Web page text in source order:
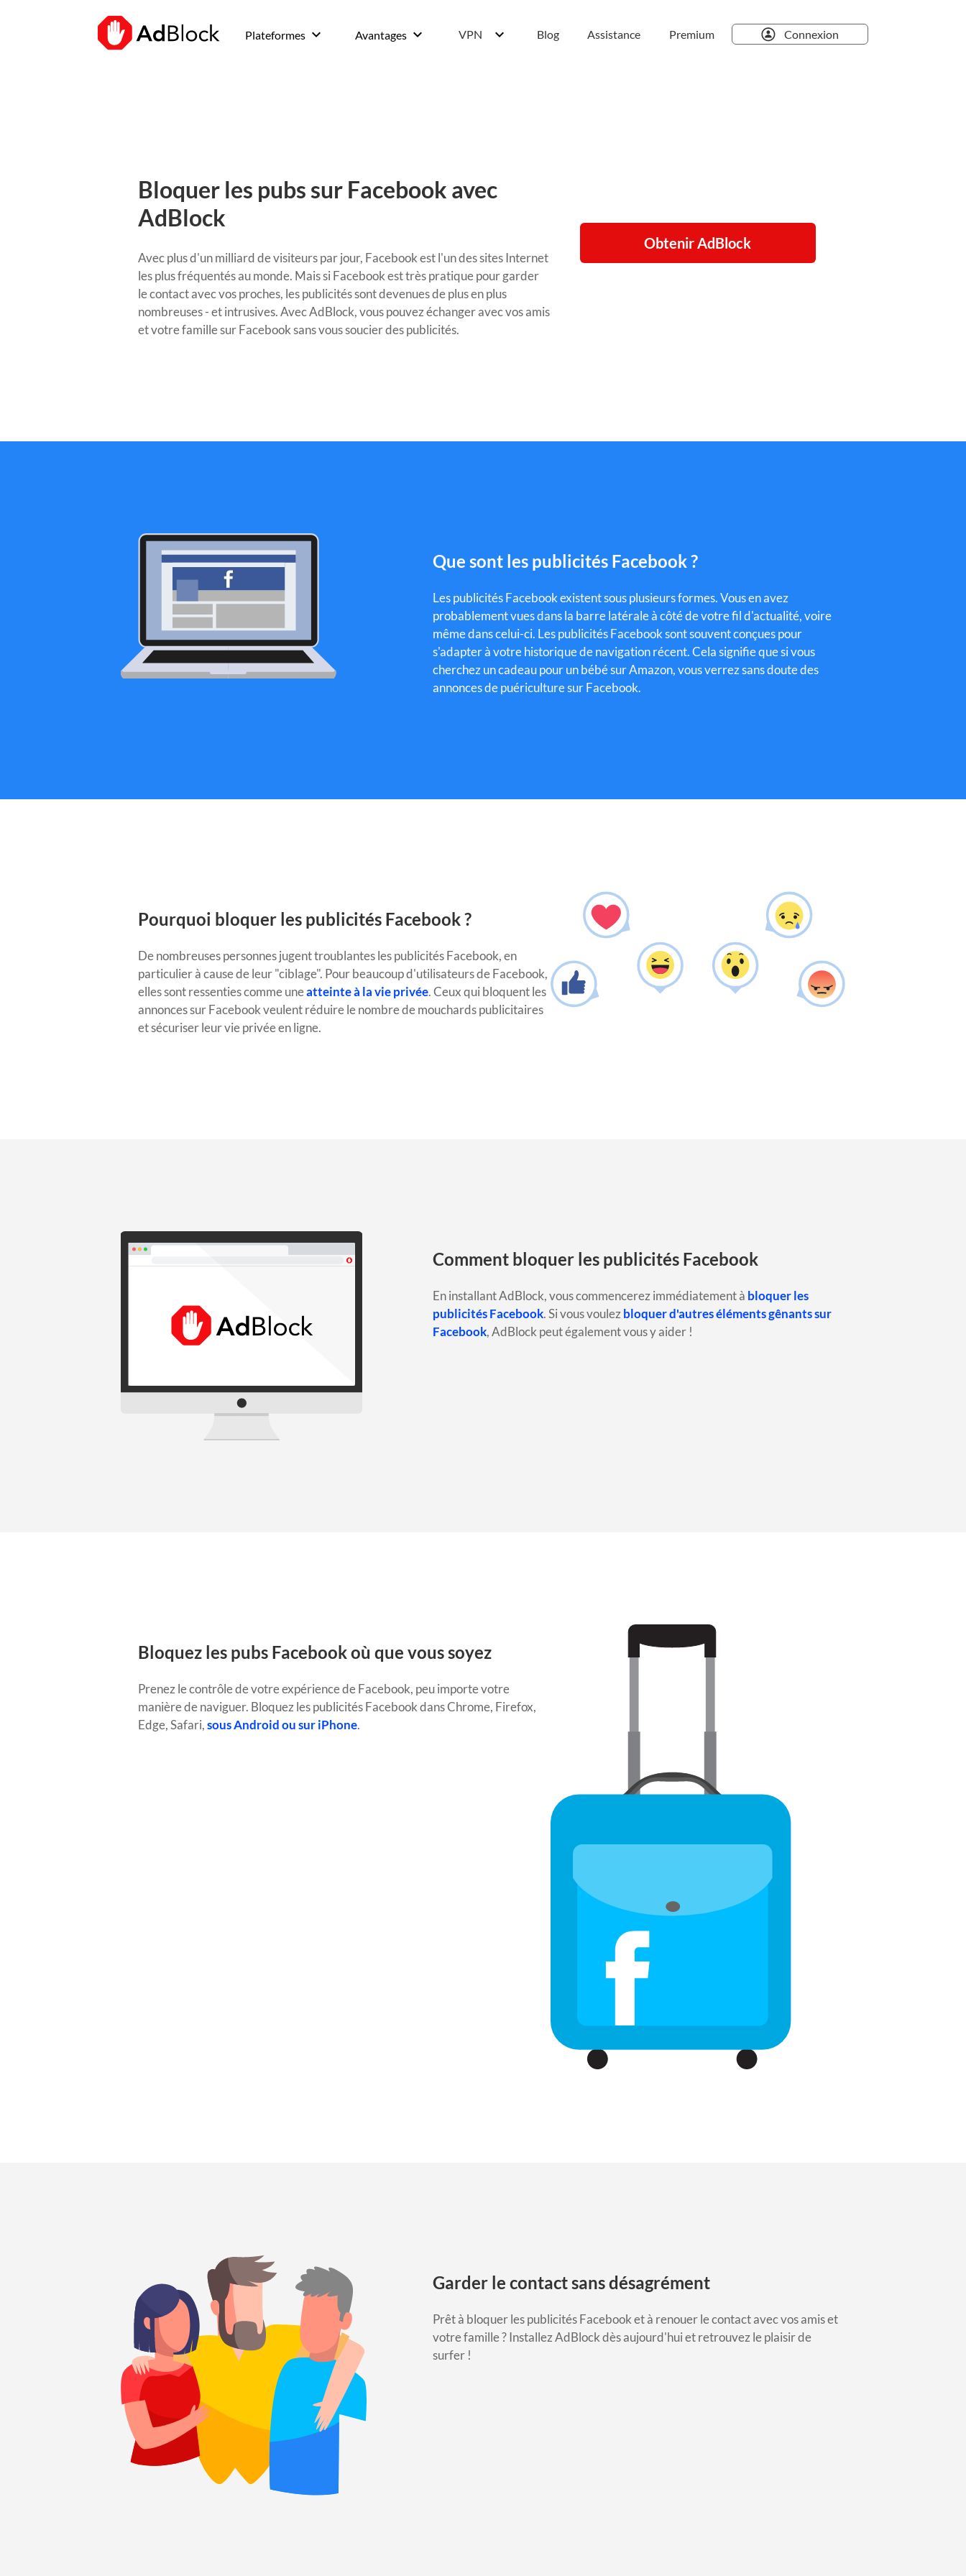
Plateformes keyboard_arrow_down Avantages keyboard_arrow_down VPN keyboard_arrow_down Blog Assistance Premium Connexion
Bloquer les pubs sur Facebook avec
AdBlock
Avec plus d'un milliard de visiteurs par jour, Facebook est l'un des sites Internet
les plus fréquentés au monde. Mais si Facebook est très pratique pour garder
le contact avec vos proches, les publicités sont devenues de plus en plus
nombreuses - et intrusives. Avec AdBlock, vous pouvez échanger avec vos amis
et votre famille sur Facebook sans vous soucier des publicités.
Obtenir AdBlock
Que sont les publicités Facebook ?
Les publicités Facebook existent sous plusieurs formes.Vous en avez
probablement vues dans la barre latérale à côté de votre fil d'actualité, voire
même dans celui-ci. Les publicités Facebook sont souvent conçues pour
s'adapter à votre historique de navigation récent.Cela signifie que si vous
cherchez un cadeau pour un bébé sur Amazon, vous verrez sans doute des
annonces de puériculture sur Facebook.
Pourquoi bloquer les publicités Facebook ?
De nombreuses personnes jugent troublantes les publicités Facebook, en
particulier à cause de leur "ciblage". Pour beaucoup d'utilisateurs de Facebook,
elles sont ressenties comme uneatteinte à la vie privée. Ceux qui bloquent les
annonces sur Facebook veulent réduire le nombre de mouchards publicitaires
et sécuriser leur vie privée en ligne.
Comment bloquer les publicités Facebook
En installant AdBlock, vous commencerez immédiatement à bloquer les
publicités Facebook.Si vous voulezbloquer d'autres éléments gênants sur
Facebook, AdBlock peut également vous y aider !
Bloquez les pubs Facebook où que vous soyez
Prenez le contrôle de votre expérience de Facebook, peu importe votre
manière de naviguer. Bloquez les publicités Facebook dans Chrome, Firefox,
Edge, Safari,sous Android ou sur iPhone.
Garder le contact sans désagrément
Prêt à bloquer les publicités Facebook et à renouer le contact avec vos amis et
votre famille ?Installez AdBlock dès aujourd'hui et retrouvez le plaisir de
surfer !